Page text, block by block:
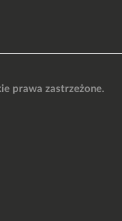
prawa zastrzeżone.